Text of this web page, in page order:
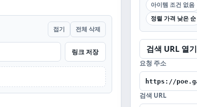
접기 전체 삭제
링크 저장
아이템 조건 없음
정렬 가격 낮은 순
검색 URL 열기
요청 주소
검색 URL